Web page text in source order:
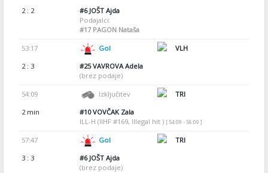
2 : 2 #6JOŠT Ajda
Podajalci:
#17PAGON Nataša
53:17 Gol
VLH
2 : 3
#25VAVROVA Adela
(brez podaje)
54:09 Izključitev
TRI
2 min
#10VOVČAK Zala
ILL-H (IIHF #169, Illegal hit ) [ 54:09 - 56:09 ]
57:47 Gol
TRI
3 : 3
#6JOŠT Ajda
(brez podaje)